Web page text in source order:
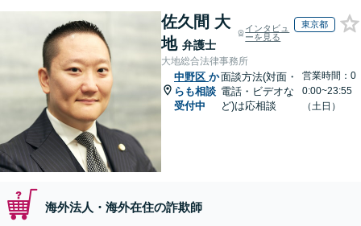
佐久間 大
地 弁護士
インタビュ
ーを見る
東京都
大地総合法律事務所
中野区 か
らも相談
受付中
面談方法(対面・
電話・ビデオな
ど)は応相談
営業時間：0
0:00~23:55
（土日）
海外法人・海外在住の詐欺師